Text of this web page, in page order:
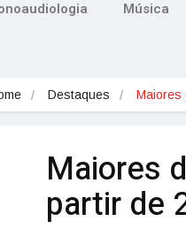
Música
Destaques
Maiores
partir de